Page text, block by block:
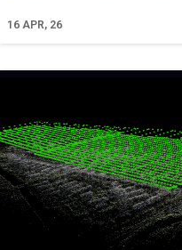
16 APR, 26